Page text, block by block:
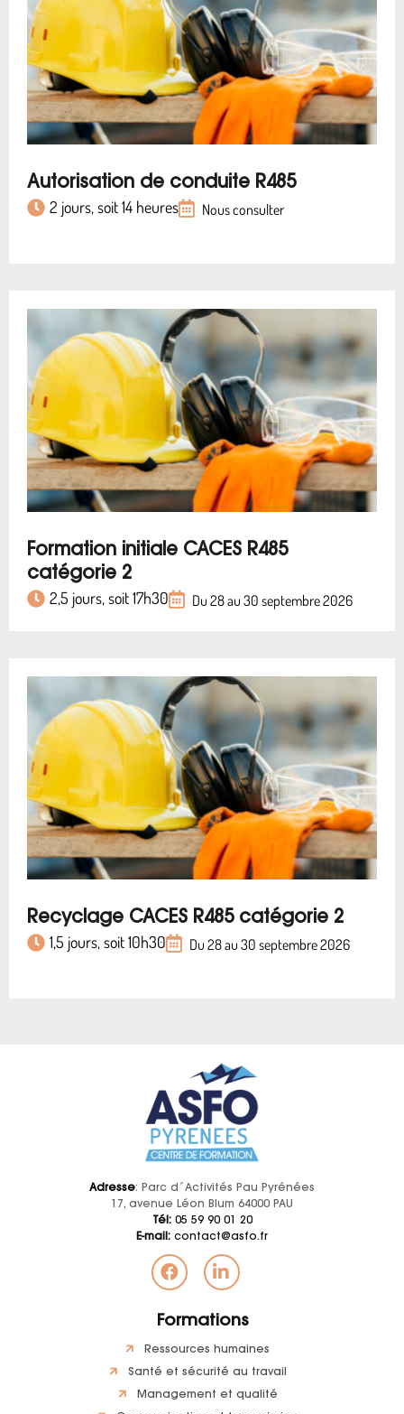
Autorisation de conduite R485
2 jours, soit 14 heures Nous consulter
Formation initiale CACES R485
catégorie 2
2,5 jours, soit 17h30 Du 28 au 30 septembre 2026
Recyclage CACES R485 catégorie 2
1,5 jours, soit 10h30 Du 28 au 30 septembre 2026
Adresse: Parc d´Activités Pau Pyrénées
17, avenue Léon Blum 64000 PAU
Tél:05 59 90 01 20
E-mail: contact@asfo.fr
Formations
Ressources humaines
Santé et sécurité au travail
Management et qualité